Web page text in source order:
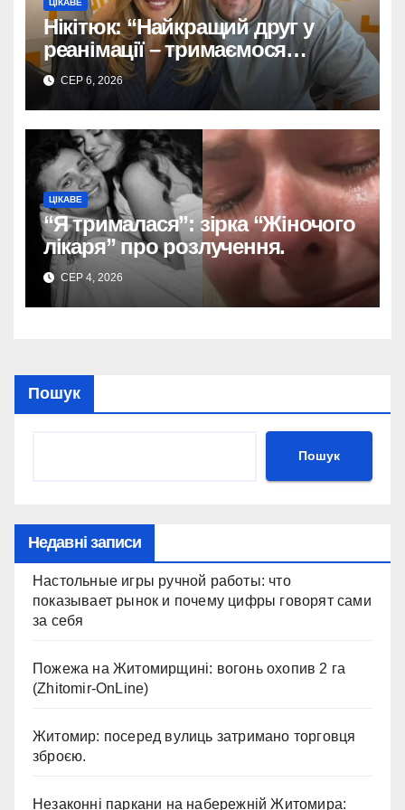
Нікітюк: “Найкращий друг у
реанімації – тримаємося
разом!”
СЕР 6, 2026
ЦІКАВЕ
“Я трималася”: зірка “Жіночого
лікаря” про розлучення.
СЕР 4, 2026
Пошук
Пошук
Недавні записи
Настольные игры ручной работы: что
показывает рынок и почему цифры говорят сами
за себя
Пожежа на Житомирщині: вогонь охопив 2 га
(Zhitomir-OnLine)
Житомир: посеред вулиць затримано торговця
зброєю.
Незаконні паркани на набережній Житомира: